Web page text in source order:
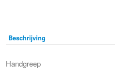
Beschrijving
Handgreep